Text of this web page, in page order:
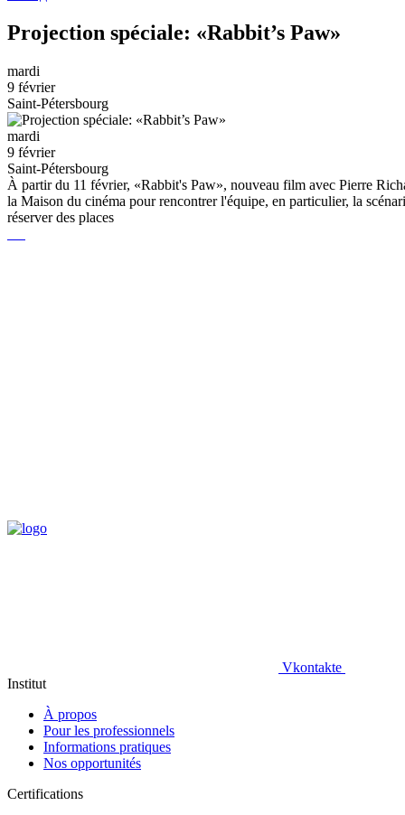
Projection spéciale: «Rabbit’s Paw»
mardi
9 février
Saint-Pétersbourg
mardi
9 février
Saint-Pétersbourg
À partir du 11 février, «Rabbit's Paw», nouveau film avec Pierre
la Maison du cinéma pour rencontrer l'équipe, en particulier, la
réserver des places
Vkontakte
Institut
À propos
Pour les professionnels
Informations pratiques
Nos opportunités
Certifications